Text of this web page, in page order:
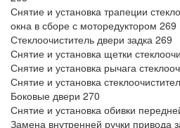
Снятие и установка трапеции
окна в сборе с моторедуктором 269
Стеклоочиститель двери задка 269
Снятие и установка щетки
Снятие и установка рычага
Снятие и установка
Боковые двери 270
Снятие и установка обивки
Замена внутренней ручки привода